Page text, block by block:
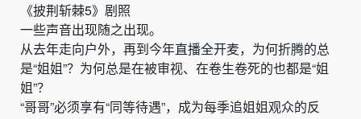
《披荆斩棘5》剧照
一些声音出现随之出现。
从去年走向户外，再到今年直播全开麦，为何折腾的总
是“姐姐”？为何总是在被审视、在卷生卷死的也都是“姐
姐”？
“哥哥”必须享有“同等待遇”，成为每季追姐姐观众的反